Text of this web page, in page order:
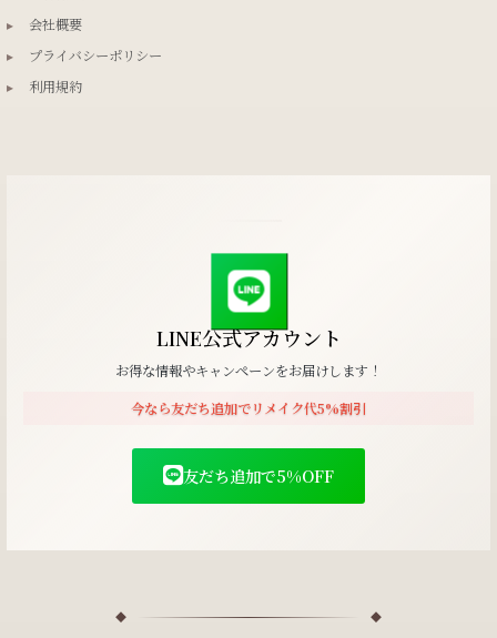
▸
会社概要
▸
プライバシーポリシー
▸
利用規約
LINE公式アカウント
お得な情報やキャンペーンをお届けします！
今なら友だち追加でリメイク代5%割引
友だち追加で5%OFF